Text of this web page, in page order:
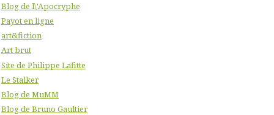
Blog de l\'Apocryphe
Payot en ligne
art&fiction
Art brut
Site de Philippe Lafitte
Le Stalker
Blog de MuMM
Blog de Bruno Gaultier